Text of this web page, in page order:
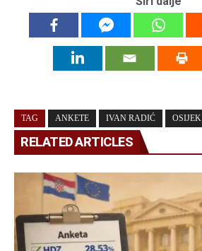
TAG ANKETE IVAN RADIĆ OSIJEK
RELATED ARTICLES